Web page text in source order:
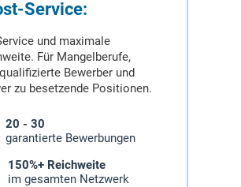
Service:
und maximale
Für Mangelberufe,
Bewerber und
zu besetzende Positionen.
20 - 30
garantierte Bewerbungen
150%+ Reichweite
im gesamten Netzwerk